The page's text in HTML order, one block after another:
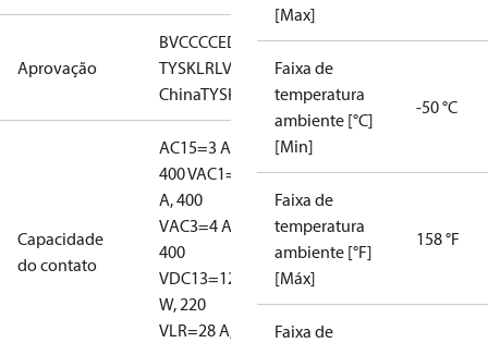
Aprovação
BVCCCCEDNVEACGLLLC CDC EURO-
TYSKLRLVD RINA RMRS
ChinaTYSK
Capacidade
do contato
AC15=3 A,
400 VAC1=10
A, 400
VAC3=4 A,
400
VDC13=12
W, 220
VLR=28 A,
[Max]
Faixa de
temperatura
ambiente [°C]
[Min]
-50 °C
Faixa de
temperatura
ambiente [°F]
[Máx]
158 °F
Faixa de